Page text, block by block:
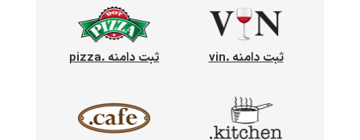
ثبت دامنه .vin ثبت دامنه .pizza